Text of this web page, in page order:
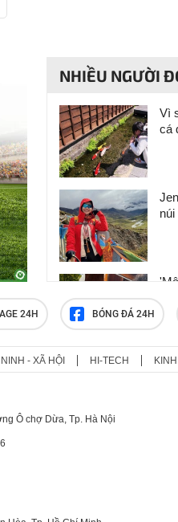
NHIỀU NGƯỜI
Vì
cá
Vợ
24H BÓNG ĐÁ 24H
- XÃ HỘI HI-TECH
Ô chợ Dừa, Tp. Hà Nội